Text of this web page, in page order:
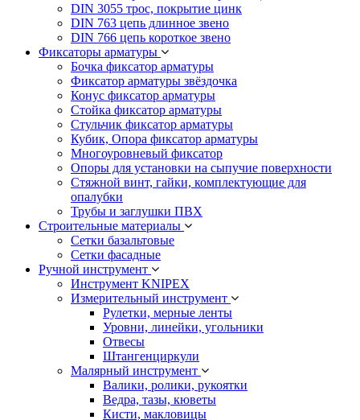
DIN 3055 трос, покрытие цинк
DIN 763 цепь длинное звено
DIN 766 цепь короткое звено
Фиксаторы арматуры
Бочка фиксатор арматуры
Фиксатор арматуры звёздочка
Конус фиксатор арматуры
Стойка фиксатор арматуры
Стульчик фиксатор арматуры
Кубик, Опора фиксатор арматуры
Многоуровневый фиксатор
Опоры для установки на сыпучие поверхности
Стяжной винт, гайки, комплектующие для
опалубки
Трубы и заглушки ПВХ
Строительные материалы
Сетки базальтовые
Сетки фасадные
Ручной инструмент
Инструмент KNIPEX
Измерительный инструмент
Рулетки, мерные ленты
Уровни, линейки, угольники
Отвесы
Штангенциркули
Малярный инструмент
Валики, ролики, рукоятки
Ведра, тазы, кюветы
Кисти, макловицы